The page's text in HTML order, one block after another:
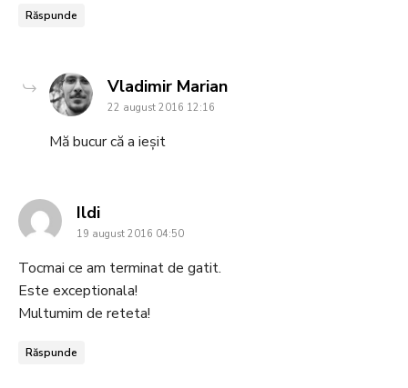
Răspunde
Vladimir Mariansays:
22 august 2016 12:16
Mă bucur că a ieșit
Ildisays:
19 august 2016 04:50
Tocmai ce am terminat de gatit.
Este exceptionala!
Multumim de reteta!
Răspunde